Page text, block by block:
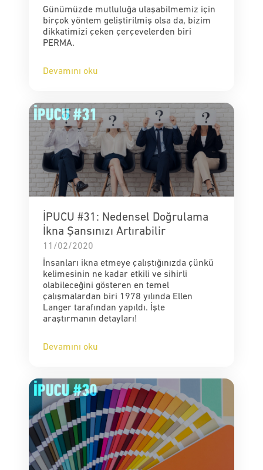
Günümüzde mutluluğa ulaşabilmemiz için
birçok yöntem geliştirilmiş olsa da, bizim
dikkatimizi çeken çerçevelerden biri
PERMA.
Devamını oku
İPUCU #31: Nedensel Doğrulama
İkna Şansınızı Artırabilir
11/02/2020
İnsanları ikna etmeye çalıştığınızda çünkü
kelimesinin ne kadar etkili ve sihirli
olabileceğini gösteren en temel
çalışmalardan biri 1978 yılında Ellen
Langer tarafından yapıldı. İşte
araştırmanın detayları!
Devamını oku